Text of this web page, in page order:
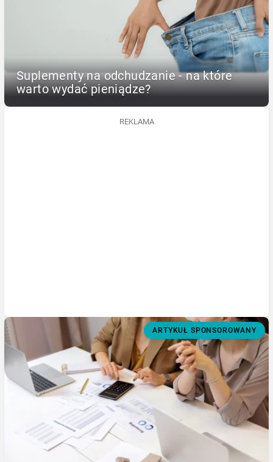
Suplementy na odchudzanie - na które
warto wydać pieniądze?
REKLAMA
ARTYKUŁ SPONSOROWANY